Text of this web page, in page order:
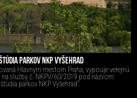
PARKOV NKP VYŠEHRAD
Hlavným mestom Praha, vypisuje verejnú
na služby č. NKPV/60/2019 pod názvom:
parkov NKP Vyšehrad”.